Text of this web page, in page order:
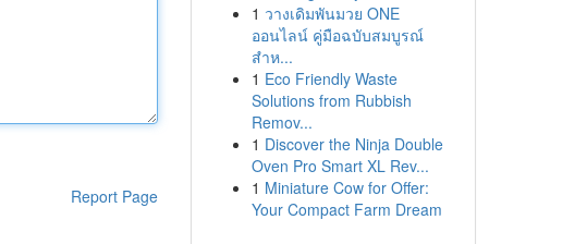
Report Page
1 วางเดิมพันมวย ONE
ออนไลน์ คู่มือฉบับสมบูรณ์
สำห...
1 Eco Friendly Waste
Solutions from Rubbish
Remov...
1 Discover the Ninja Double
Oven Pro Smart XL Rev...
1 Miniature Cow for Offer:
Your Compact Farm Dream